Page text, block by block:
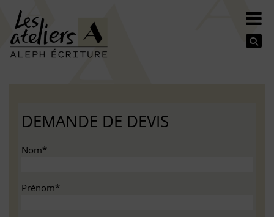
DEMANDE DE DEVIS
Nom*
Prénom*